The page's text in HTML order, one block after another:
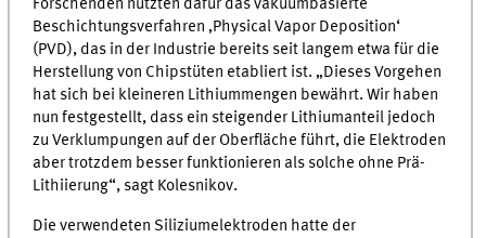
Forschenden nutzten dafür das vakuumbasierte
Beschichtungsverfahren ‚Physical Vapor Deposition‘
(PVD), das in der Industrie bereits seit langem etwa für die
Herstellung von Chipstüten etabliert ist. „Dieses Vorgehen
hat sich bei kleineren Lithiummengen bewährt. Wir haben
nun festgestellt, dass ein steigender Lithiumanteil jedoch
zu Verklumpungen auf der Oberfläche führt, die Elektroden
aber trotzdem besser funktionieren als solche ohne Prä-
Lithiierung“, sagt Kolesnikov.
Die verwendeten Siliziumelektroden hatte der